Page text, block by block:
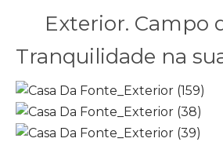
Exterior. Campo
Tranquilidade na